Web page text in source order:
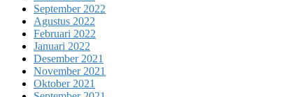
September 2022
Agustus 2022
Februari 2022
Januari 2022
Desember 2021
November 2021
Oktober 2021